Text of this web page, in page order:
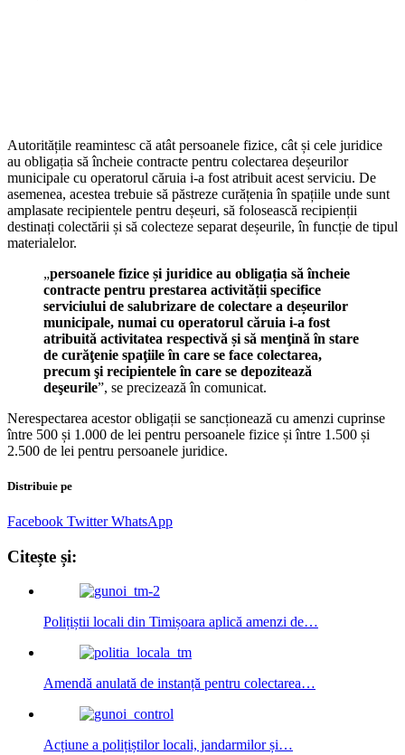
Autoritățile reamintesc că atât persoanele fizice, cât și cele juridice
au obligația să încheie contracte pentru colectarea deșeurilor
municipale cu operatorul căruia i-a fost atribuit acest serviciu. De
asemenea, acestea trebuie să păstreze curățenia în spațiile unde sunt
amplasate recipientele pentru deșeuri, să folosească recipienții
destinați colectării și să colecteze separat deșeurile, în funcție de tipul
materialelor.
„persoanele fizice și juridice au obligația să încheie
contracte pentru prestarea activității specifice
serviciului de salubrizare de colectare a deșeurilor
municipale, numai cu operatorul căruia i-a fost
atribuită activitatea respectivă și să menţină în stare
de curăţenie spaţiile în care se face colectarea,
precum şi recipientele în care se depozitează
deşeurile”, se precizează în comunicat.
Nerespectarea acestor obligații se sancționează cu amenzi cuprinse
între 500 și 1.000 de lei pentru persoanele fizice și între 1.500 și
2.500 de lei pentru persoanele juridice.
Distribuie pe
Facebook Twitter WhatsApp
Citește și:
Polițiștii locali din Timișoara aplică amenzi de…
Amendă anulată de instanță pentru colectarea…
Acțiune a polițiștilor locali, jandarmilor și…